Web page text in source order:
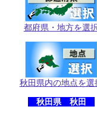
都府県・地方を選
秋田県内の地点を選
秋田県 秋田